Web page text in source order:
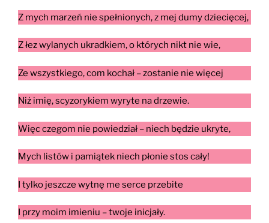
Z mych marzeń nie spełnionych, z mej dumy dziecięcej,
Z łez wylanych ukradkiem, o których nikt nie wie,
Ze wszystkiego, com kochał – zostanie nie więcej
Niż imię, scyzorykiem wyryte na drzewie.
Więc czegom nie powiedział – niech będzie ukryte,
Mych listów i pamiątek niech płonie stos cały!
I tylko jeszcze wytnę me serce przebite
I przy moim imieniu – twoje inicjały.